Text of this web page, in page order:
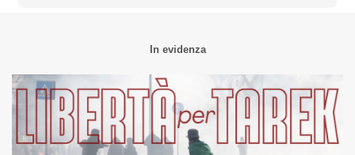
In evidenza